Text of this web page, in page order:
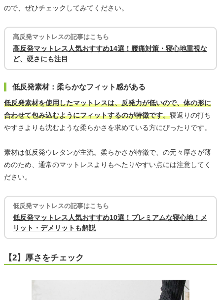
ので、ぜひチェックしてみてください。
高反発マットレスの記事はこちら
高反発マットレス人気おすすめ14選！腰痛対策・寝心地重視な
ど、硬さにも注目
低反発素材：柔らかなフィット感がある
低反発素材を使用したマットレスは、反発力が低いので、体の形に
合わせて包み込むようにフィットするのが特徴です。寝返りの打ち
やすさよりも沈むような柔らかさを求めている方にぴったりです。
素材は低反発ウレタンが主流。柔らかさが特徴で、の元々厚さが薄
めのため、通常のマットレスよりもへたりやすい点には注意してく
ださい。
低反発マットレスの記事はこちら
低反発マットレス人気おすすめ10選！プレミアムな寝心地！メ
リット・デメリットも解説
【2】厚さをチェック